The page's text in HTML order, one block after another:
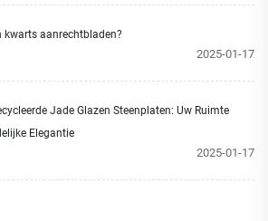
kwarts aanrechtbladen?
2025-01-17
Jade Glazen Steenplaten: Uw Ruimte
Elegantie
2025-01-17